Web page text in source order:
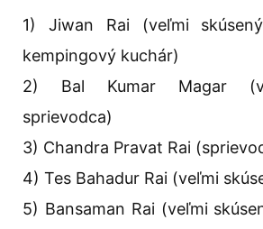
1) Jiwan Rai (veľmi
kempingový kuchár)
2) Bal Kumar Magar
sprievodca)
3) Chandra Pravat Rai
4) Tes Bahadur Rai (veľmi
5) Bansaman Rai (veľmi